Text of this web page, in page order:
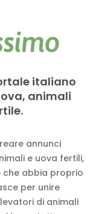
italiano
animali
annunci
e uova fertili,
abbia proprio
per unire
di animali